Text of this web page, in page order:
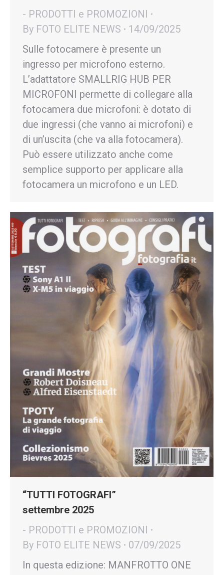
- PRODOTTI e PROMOZIONI
By FOTO ELITE NEWS
14/09/2025
Sulle fotocamere è presente un
ingresso per microfono esterno.
L’adattatore SMALLRIG HUB PER
MICROFONI permette di collegare alla
fotocamera due microfoni: è dotato di
due ingressi (che vanno ai microfoni) e
di un’uscita (che va alla fotocamera).
Può essere utilizzato anche come
semplice supporto per applicare alla
fotocamera un microfono e un LED.
“TUTTI FOTOGRAFI”
settembre 2025
- PRODOTTI e PROMOZIONI
By FOTO ELITE NEWS
07/09/2025
In questa edizione: MANFROTTO ONE